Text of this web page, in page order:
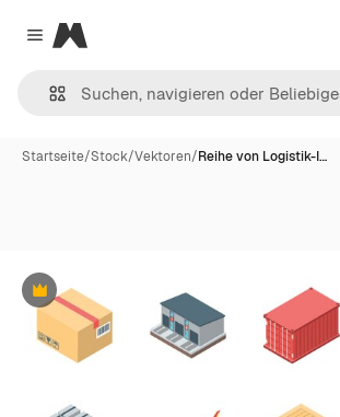
Close menu
Magnific
Startseite/Stock/Vektoren/Reihe von Logistik-I…
Premium